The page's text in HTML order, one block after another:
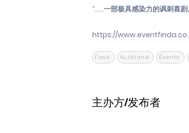
“……一部极具感染力的讽刺喜
https://
Food Auckland Events
主办方/发布者